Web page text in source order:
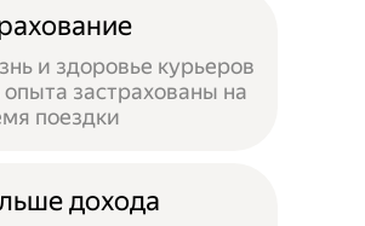
и здоровье курьеров
опыта застрахованы на
поездки
дохода